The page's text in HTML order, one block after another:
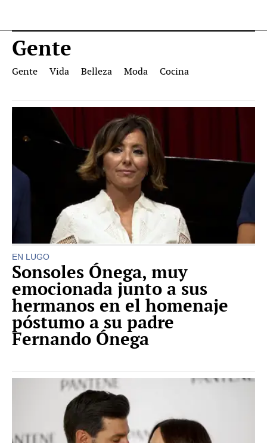
Gente
Gente Vida Belleza Moda Cocina
EN LUGO
Sonsoles Ónega, muy
emocionada junto a sus
hermanos en el homenaje
póstumo a su padre
Fernando Ónega